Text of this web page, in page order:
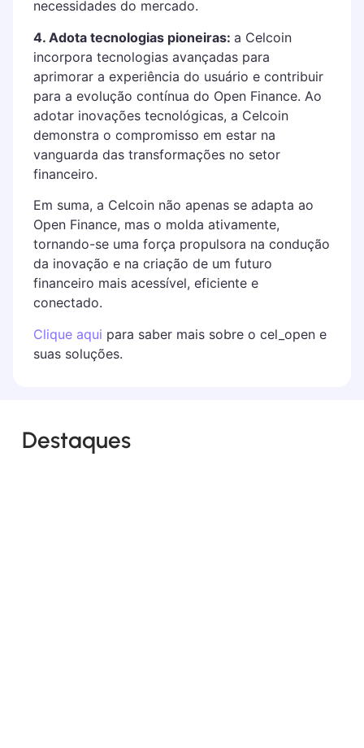
necessidades do mercado.
4. Adota tecnologias pioneiras: a Celcoin
incorpora tecnologias avançadas para
aprimorar a experiência do usuário e contribuir
para a evolução contínua do Open Finance. Ao
adotar inovações tecnológicas, a Celcoin
demonstra o compromisso em estar na
vanguarda das transformações no setor
financeiro.
Em suma, a Celcoin não apenas se adapta ao
Open Finance, mas o molda ativamente,
tornando-se uma força propulsora na condução
da inovação e na criação de um futuro
financeiro mais acessível, eficiente e
conectado.
Clique aqui para saber mais sobre o cel_open e
suas soluções.
Destaques